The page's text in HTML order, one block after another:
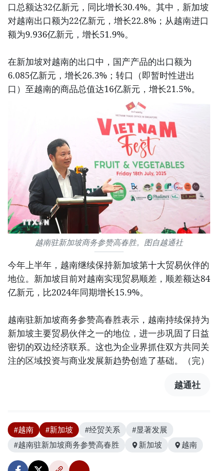
口总额达32亿新元，同比增长30.4%。其中，新加坡
对越南出口额为22亿新元，增长22.8%；从越南进口
额为9.936亿新元，增长51.9%。
在新加坡对越南的出口中，国产产品的出口额为
6.085亿新元，增长26.3%；转口（即暂时性进出
口）至越南的商品总值达16亿新元，增长21.5%。
越南驻新加坡商务参赞高春胜。图自越通社
今年上半年，越南继续保持新加坡第十大贸易伙伴的
地位。新加坡目前对越南实现贸易顺差，顺差额达84
亿新元，比2024年同期增长15.9%。
越南驻新加坡商务参赞高春胜表示，越南持续保持为
新加坡主要贸易伙伴之一的地位，进一步巩固了日益
密切的双边经济联系。这也为企业界抓住双方共同关
注的区域投资与商业发展新趋势创造了基础。（完）
越通社
#越南 #新加坡 #经贸关系
#显著发展
#越南驻新加坡商务参赞高春胜
新加坡 越南